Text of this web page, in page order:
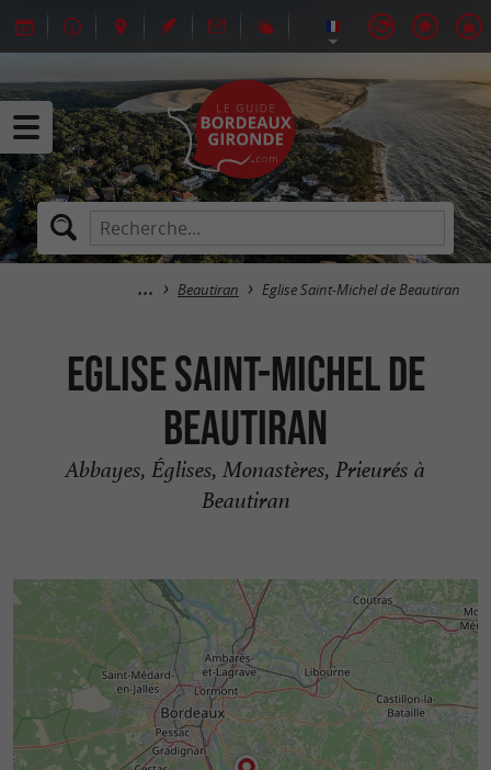
Beautiran Eglise Saint-Michel de Beautiran
Eglise Saint-Michel de
Beautiran
Abbayes, Églises, Monastères, Prieurés à
Beautiran